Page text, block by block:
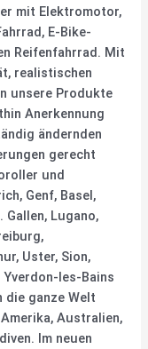
mit Elektromotor,
E-Bike-
Reifenfahrrad. Mit
realistischen
unsere Produkte
Anerkennung
ändernden
gerecht
und
Genf, Basel,
Gallen, Lugano,
Uster, Sion,
Yverdon-les-Bains
die ganze Welt
Australien,
Im neuen